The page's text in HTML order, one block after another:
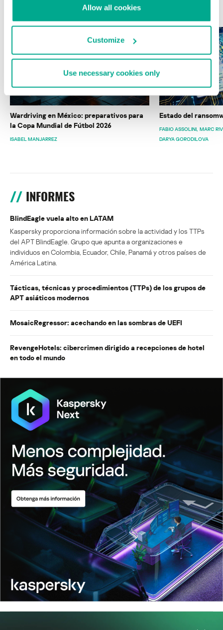
Allow all cookies
Customize
Use necessary cookies only
ÚLTIMAS PUBLICACIONES
Wardriving en México: preparativos para
la Copa Mundial de Fútbol 2026
ISABEL MANJARREZ
Estado del
FABIO ASSOLINI MARC
DARYA GORODILOVA
INFORMES
BlindEagle vuela alto en LATAM
Kaspersky proporciona información sobre la actividad y los TTPs
del APT BlindEagle. Grupo que apunta a organizaciones e
individuos en Colombia, Ecuador, Chile, Panamá y otros países de
América Latina.
Tácticas, técnicas y procedimientos (TTPs) de los grupos de
APT asiáticos modernos
MosaicRegressor: acechando en las sombras de UEFI
RevengeHotels: cibercrimen dirigido a recepciones de hotel
en todo el mundo